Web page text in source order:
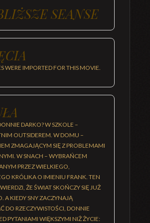
SEANSE
WERE IMPORTED FOR THIS MOVIE.
DARKO? W SZKOLE –
OUTSIDEREM. W DOMU –
ZMAGAJĄCYM SIĘ Z PROBLEMAMI
W SNACH – WYBRAŃCEM
PRZEZ WIELKIEGO,
KRÓLIKA O IMIENIU FRANK. TEN
ŻE ŚWIAT SKOŃCZY SIĘ JUŻ
A KIEDY SNY ZACZYNAJĄ
DO RZECZYWISTOŚCI, DONNIE
PYTANIAMI WIĘKSZYMI NIŻ ŻYCIE: